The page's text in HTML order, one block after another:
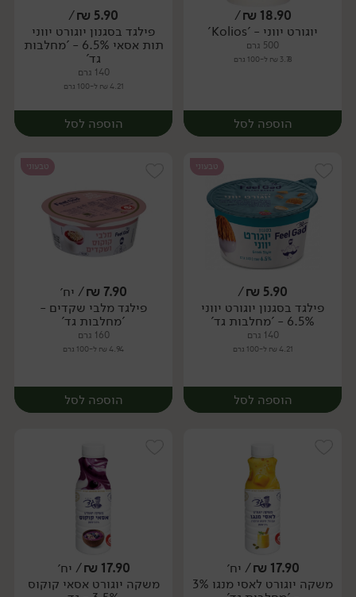
18.90
₪
/
יוגורט יווני - 'Kolios'
500 גרם
3.78 ₪ ל-100 גרם
הוספה לסל
5.90
₪
/
פילגד בסגנון יוגורט יווני
תות אסאי 6.5% - 'מחלבות
גד'
140 גרם
4.21 ₪ ל-100 גרם
הוספה לסל
טבעוני
5.90
₪
/
פילגד בסגנון יוגורט יווני
6.5% - 'מחלבות גד'
140 גרם
4.21 ₪ ל-100 גרם
הוספה לסל
טבעוני
7.90
₪/ יח׳
פילגד מלבי שקדים -
'מחלבות גד'
160 גרם
4.94 ₪ ל-100 גרם
הוספה לסל
יח׳
17.90
₪/ יח׳
משקה יוגורט לאסי מנגו 3%
17.90
₪/ יח׳
משקה יוגורט אסאי קוקוס